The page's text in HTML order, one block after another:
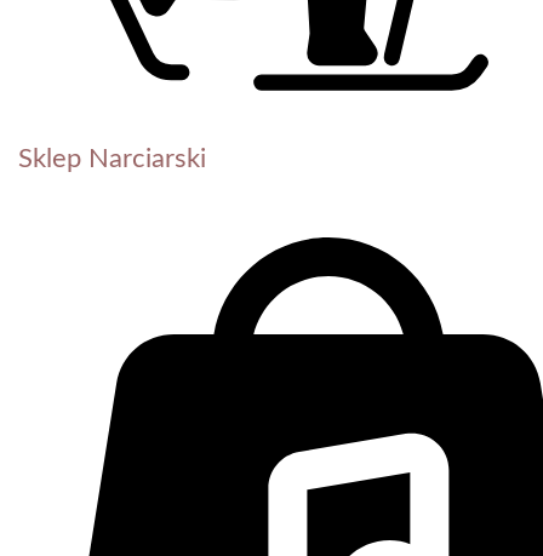
Sklep Narciarski